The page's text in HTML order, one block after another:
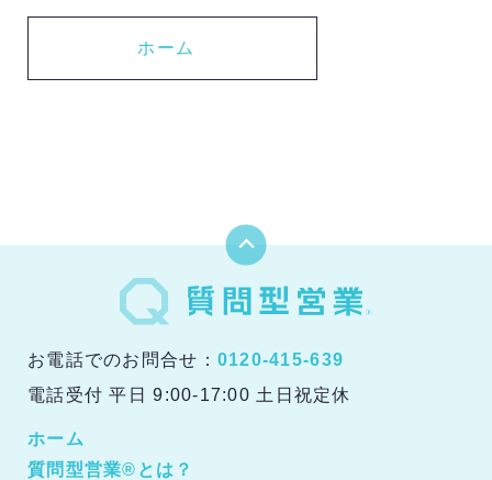
ホーム
お電話でのお問合せ： 0120-415-639
電話受付 平日 9:00-17:00 土日祝定休
ホーム
質問型営業®とは？